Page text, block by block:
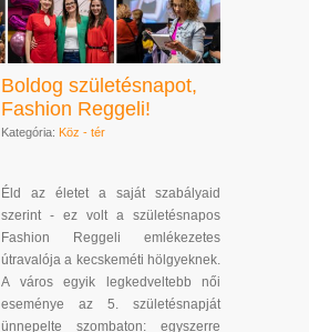
Boldog születésnapot,
Fashion Reggeli!
Kategória: Köz - tér
Éld az életet a saját szabályaid
szerint - ez volt a születésnapos
Fashion Reggeli emlékezetes
útravalója a kecskeméti hölgyeknek.
A város egyik legkedveltebb női
eseménye az 5. születésnapját
ünnepelte szombaton: egyszerre